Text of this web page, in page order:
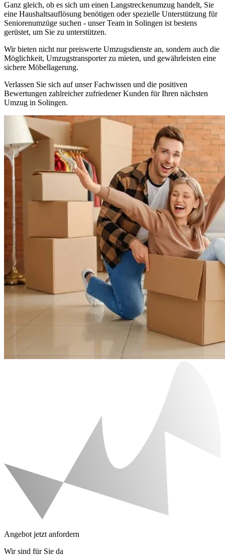
Ganz gleich, ob es sich um einen Langstreckenumzug handelt, Sie
eine Haushaltsauflösung benötigen oder spezielle Unterstützung für
Seniorenumzüge suchen - unser Team in Solingen ist bestens
gerüstet, um Sie zu unterstützen.
Wir bieten nicht nur preiswerte Umzugsdienste an, sondern auch die
Möglichkeit, Umzugstransporter zu mieten, und gewährleisten eine
sichere Möbellagerung.
Verlassen Sie sich auf unser Fachwissen und die positiven
Bewertungen zahlreicher zufriedener Kunden für Ihren nächsten
Umzug in Solingen.
Angebot jetzt anfordern
Wir sind für Sie da